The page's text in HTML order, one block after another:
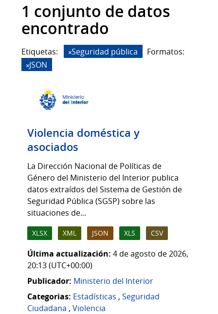
1 conjunto de datos
encontrado
Etiquetas: Seguridad pública
Formatos:
JSON
Violencia doméstica y
asociados
La Dirección Nacional de Políticas de
Género del Ministerio del Interior publica
datos extraídos del Sistema de Gestión de
Seguridad Pública (SGSP) sobre las
situaciones de...
XLSX XML JSON XLS CSV
Última actualización: 4 de agosto de 2026,
20:13 (UTC+00:00)
Publicador: Ministerio del Interior
Categorias: Estadísticas , Seguridad
Ciudadana , Violencia